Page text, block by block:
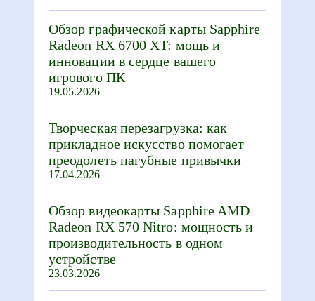
Обзор графической карты Sapphire
Radeon RX 6700 XT: мощь и
инновации в сердце вашего
игрового ПК
19.05.2026
Творческая перезагрузка: как
прикладное искусство помогает
преодолеть пагубные привычки
17.04.2026
Обзор видеокарты Sapphire AMD
Radeon RX 570 Nitro: мощность и
производительность в одном
устройстве
23.03.2026